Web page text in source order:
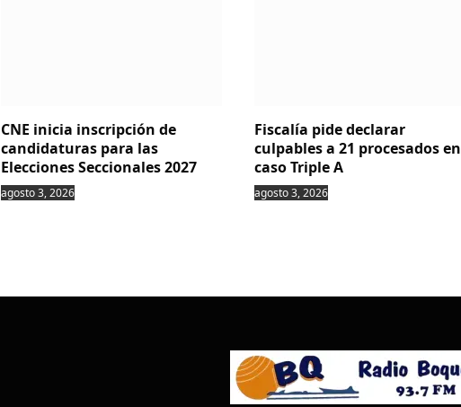
CNE inicia inscripción de
candidaturas para las
Elecciones Seccionales 2027
agosto 3, 2026
Fiscalía pide declarar
culpables a 21 procesados en
caso Triple A
agosto 3, 2026